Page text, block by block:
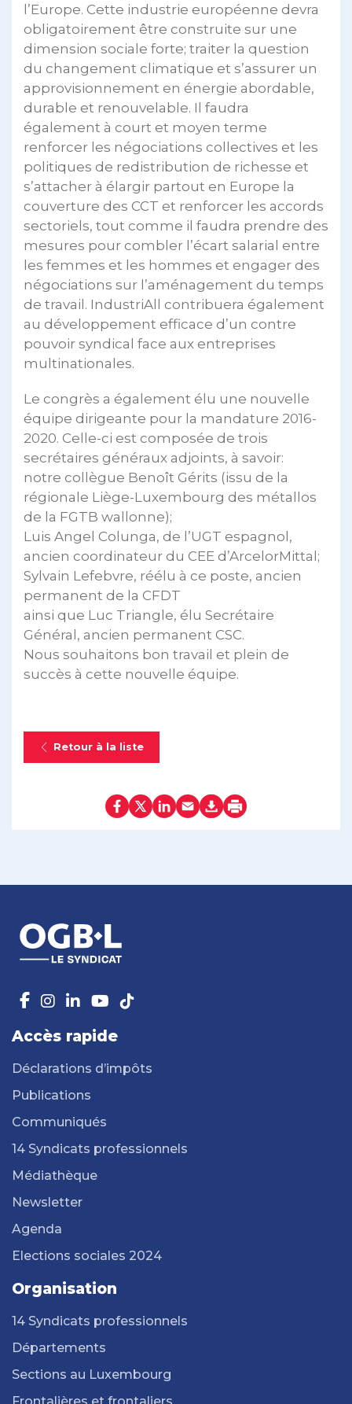
l’Europe. Cette industrie européenne devra
obligatoirement être construite sur une
dimension sociale forte; traiter la question
du changement climatique et s’assurer un
approvisionnement en énergie abordable,
durable et renouvelable. Il faudra
également à court et moyen terme
renforcer les négociations collectives et les
politiques de redistribution de richesse et
s’attacher à élargir partout en Europe la
couverture des CCT et renforcer les accords
sectoriels, tout comme il faudra prendre des
mesures pour combler l’écart salarial entre
les femmes et les hommes et engager des
négociations sur l’aménagement du temps
de travail. IndustriAll contribuera également
au développement efficace d’un contre
pouvoir syndical face aux entreprises
multinationales.
Le congrès a également élu une nouvelle
équipe dirigeante pour la mandature 2016-
2020. Celle-ci est composée de trois
secrétaires généraux adjoints, à savoir:
notre collègue Benoît Gérits (issu de la
régionale Liège-Luxembourg des métallos
de la FGTB wallonne);
Luis Angel Colunga, de l’UGT espagnol,
ancien coordinateur du CEE d’ArcelorMittal;
Sylvain Lefebvre, réélu à ce poste, ancien
permanent de la CFDT
ainsi que Luc Triangle, élu Secrétaire
Général, ancien permanent CSC.
Nous souhaitons bon travail et plein de
succès à cette nouvelle équipe.
Retour à la liste
Accès rapide
Déclarations d’impôts
Publications
Communiqués
14 Syndicats professionnels
Médiathèque
Newsletter
Agenda
Elections sociales 2024
Organisation
14 Syndicats professionnels
Départements
Sections au Luxembourg